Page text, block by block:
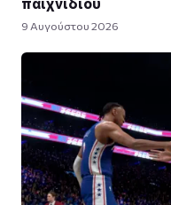
9 Αυγούστου 2026